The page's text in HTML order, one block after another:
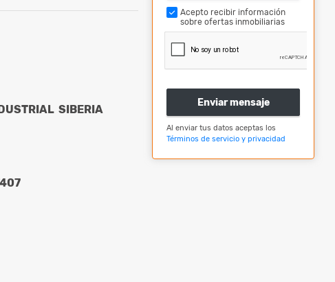
SIBERIA
Acepto recibir información
sobre ofertas inmobiliarias
Enviar mensaje
Al enviar tus datos aceptas los
Términos de servicio y privacidad